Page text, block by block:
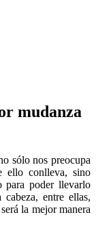
mudanza
sólo nos preocupa
ello conlleva, sino
para poder llevarlo
entre ellas,
la mejor manera